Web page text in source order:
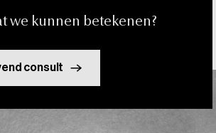
we kunnen betekenen?
consult